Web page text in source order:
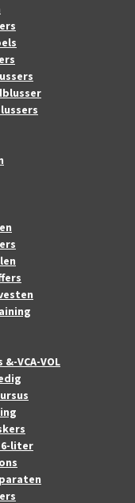
&-VCA-VOL
6-liter